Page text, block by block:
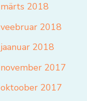
märts 2018
veebruar 2018
jaanuar 2018
november 2017
oktoober 2017